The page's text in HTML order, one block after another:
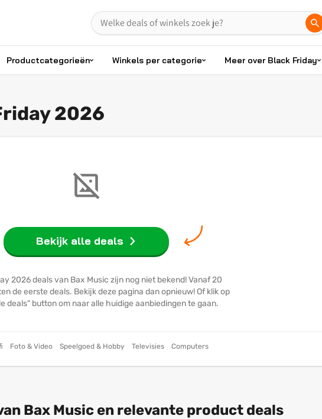
Productcategorieën Winkels per categorie Meer over Black Friday
2026
Bekijk alle deals
2026 deals van Bax Music zijn nog niet bekend! Vanaf 20
de eerste deals. Bekijk deze pagina dan opnieuw! Of klik op
deals" button om naar alle huidige aanbiedingen te gaan.
Foto & Video Speelgoed & Hobby Televisies Computers
Bax Music en relevante product deals